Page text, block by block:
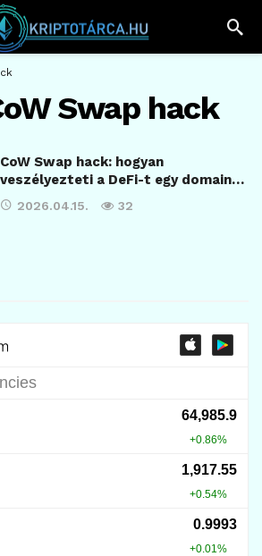
Swap hack
CoW Swap hack: hogyan
veszélyezteti a DeFi-t egy domain…
2026.04.15. 32